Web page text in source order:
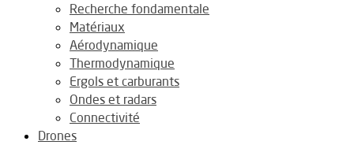
Recherche fondamentale
Matériaux
Aérodynamique
Thermodynamique
Ergols et carburants
Ondes et radars
Connectivité
Drones